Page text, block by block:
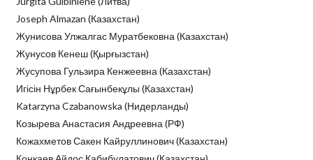
Joseph Almazan (Казахстан)
Жунисова Улжалгас Муратбековна (Казахстан)
Жунусов Кенеш (Қырғызстан)
Жусупова Гульзира Кенжеевна (Казахстан)
Игісін Нұрбек Сағынбекұлы (Казахстан)
Katarzyna Czabanowska (Нидерланды)
Козырева Анастасия Андреевна (РФ)
Кожахметов Сакен Кайруллинович (Казахстан)